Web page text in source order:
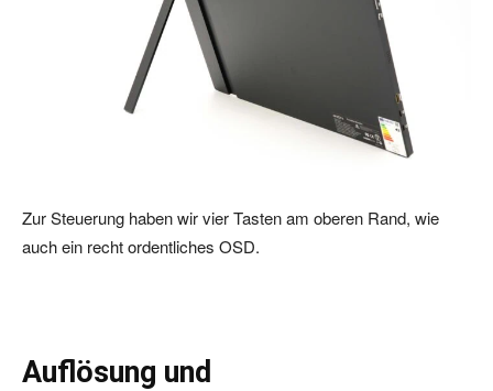
Zur Steuerung haben wir vier Tasten am oberen Rand, wie
auch ein recht ordentliches OSD.
Auflösung und